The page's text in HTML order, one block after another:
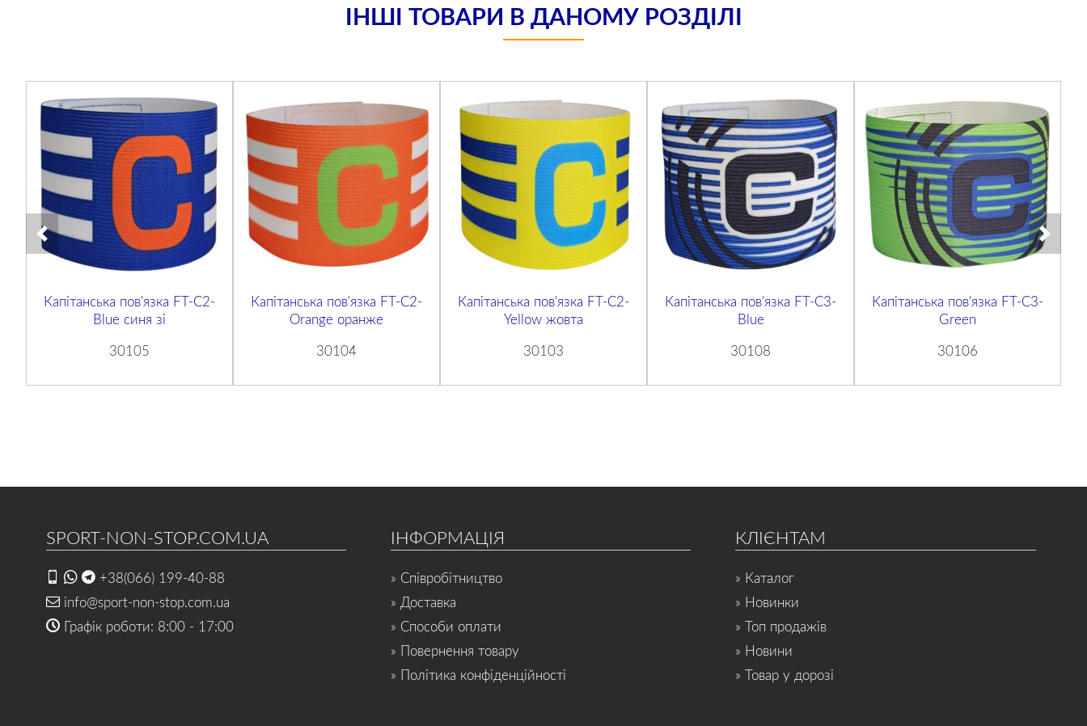
ІНШІ ТОВАРИ В ДАНОМУ РОЗДІЛІ
Капітанська пов'язка FT-C2-
Blue синя зі
30105
Капітанська пов'язка FT-C2-
Orange оранже
30104
Капітанська пов'язка FT-C2-
Yellow жовта
30103
Капітанська пов'язка FT-C3-
Blue
30108
Капітанська пов'язка FT-C3-
Green
30106
SPORT-NON-STOP.COM.UA
+38(066) 199-40-88
info@sport-non-stop.com.ua
Графік роботи: 8:00 - 17:00
ІНФОРМАЦІЯ
» Співробітництво
» Доставка
» Способи оплати
» Повернення товару
» Політика конфіденційності
КЛІЄНТАМ
» Каталог
» Новинки
» Топ продажів
» Новини
» Товар у дорозі